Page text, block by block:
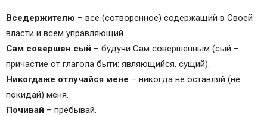
Вседержителю – все (сотворенное) содержащий в Своей
власти и всем управляющий.
Сам совершен сый – будучи Сам совершенным (сый –
причастие от глагола быти: являющийся, сущий).
Никогдаже отлучайся мене – никогда не оставляй (не
покидай) меня.
Почивай – пребывай.